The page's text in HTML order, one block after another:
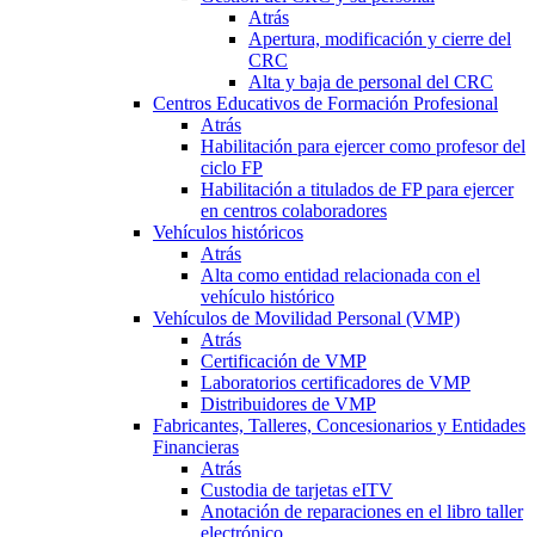
Atrás
Apertura, modificación y cierre del
CRC
Alta y baja de personal del CRC
Centros Educativos de Formación Profesional
Atrás
Habilitación para ejercer como profesor del
ciclo FP
Habilitación a titulados de FP para ejercer
en centros colaboradores
Vehículos históricos
Atrás
Alta como entidad relacionada con el
vehículo histórico
Vehículos de Movilidad Personal (VMP)
Atrás
Certificación de VMP
Laboratorios certificadores de VMP
Distribuidores de VMP
Fabricantes, Talleres, Concesionarios y Entidades
Financieras
Atrás
Custodia de tarjetas eITV
Anotación de reparaciones en el libro taller